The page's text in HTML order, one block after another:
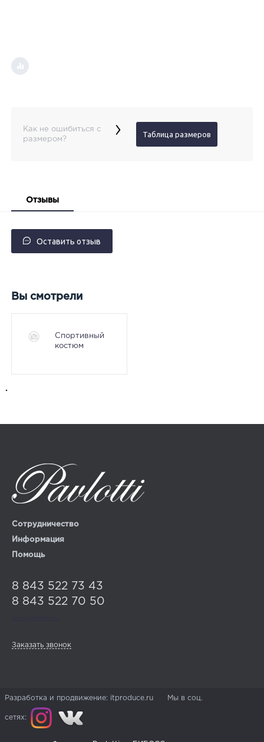
Как не ошибиться с
размером?
› Таблица размеров
Отзывы
Оставить отзыв
Вы смотрели
Спортивный
костюм
.
Сотрудничество
Информация
Помощь
8 843 522 73 43
8 843 522 70 50
Заказать звонок
Разработка и продвижение: itproduce.ru Мы в соц.
сетях: